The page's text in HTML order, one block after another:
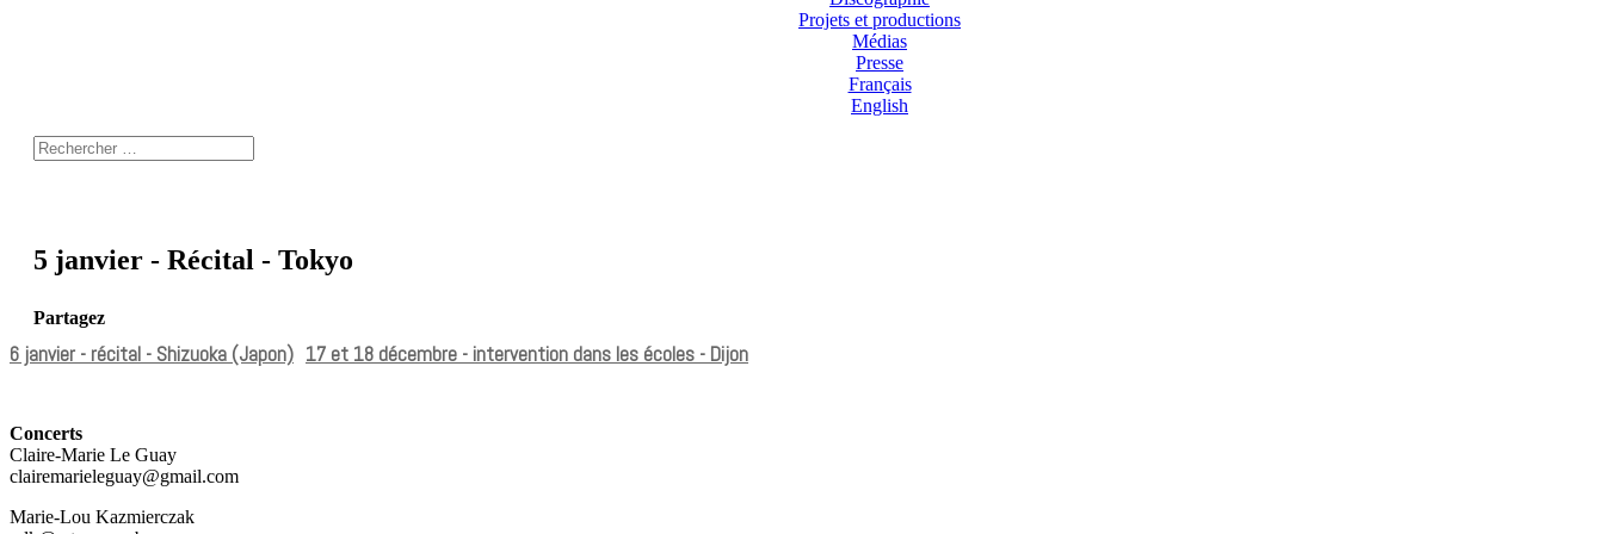
Projets et productions
Médias
Presse
Français
English
5 janvier - Récital - Tokyo
Partagez
6 janvier - récital - Shizuoka (Japon) 17 et 18 décembre - intervention dans les écoles - Dijon
Concerts
Claire-Marie Le Guay
clairemarieleguay@gmail.com
Marie-Lou Kazmierczak